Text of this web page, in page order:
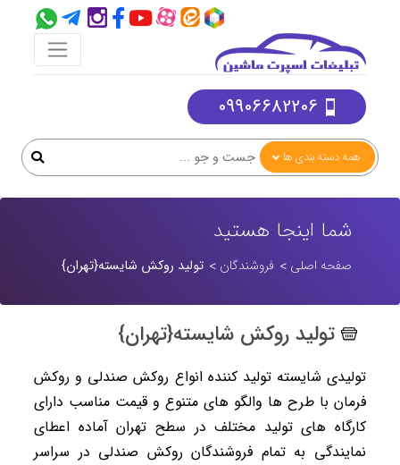
09906682206
همه دسته بندی ها
شما اینجا هستید
صفحه اصلی فروشندگان تولید روکش شایسته{تهران}
تولید روکش شایسته{تهران}
تولیدی شایسته تولید کننده انواع روکش صندلی و روکش
فرمان با طرح ها والگو های متنوع و قیمت مناسب دارای
کارگاه های تولید مختلف در سطح تهران آماده اعطای
نمایندگی به تمام فروشندگان روکش صندلی در سراسر